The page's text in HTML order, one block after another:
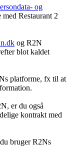
og
Restaurant 2
og R2N
blot kaldet
platforme, fx til at
er du også
kontrakt med
bruger R2Ns